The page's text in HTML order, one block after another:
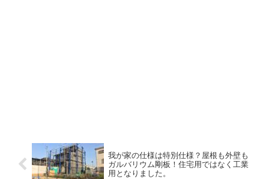
我が家の仕様は特別仕様？屋根も外壁も
ガルバリウム剛板！住宅用ではなく工業
用となりました。